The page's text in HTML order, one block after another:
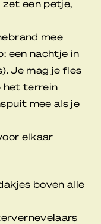
zet een petje,
mee
een nachtje in
Je mag je fles
het terrein
mee als je
elkaar
boven alle